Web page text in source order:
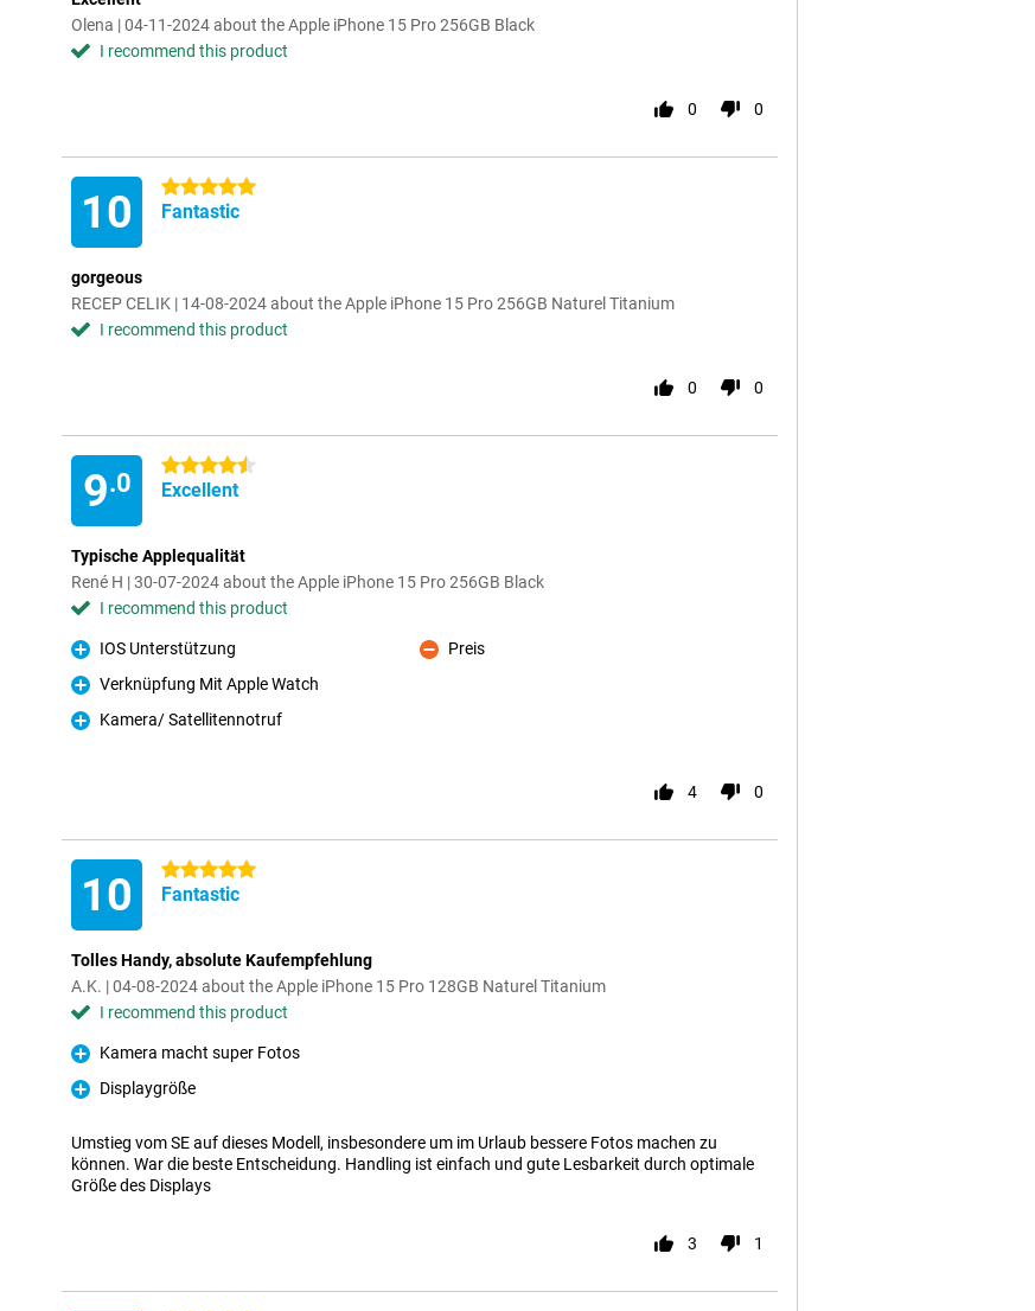
Olena | 04-11-2024 about the Apple iPhone 15 Pro 256GB Black
I recommend this product
0 0
10 5 stars
Fantastic
gorgeous
RECEP CELIK | 14-08-2024 about the Apple iPhone 15 Pro 256GB Naturel Titanium
I recommend this product
0 0
9.0
4.5 stars
Excellent
Typische Applequalität
René H | 30-07-2024 about the Apple iPhone 15 Pro 256GB Black
I recommend this product
Pro
IOS Unterstützung
Pro
Verknüpfung Mit Apple Watch
Pro
Kamera/ Satellitennotruf
Con
Preis
4 0
10 5 stars
Fantastic
Tolles Handy, absolute Kaufempfehlung
A.K. | 04-08-2024 about the Apple iPhone 15 Pro 128GB Naturel Titanium
I recommend this product
Pro
Kamera macht super Fotos
Pro
Displaygröße
Umstieg vom SE auf dieses Modell, insbesondere um im Urlaub bessere Fotos machen zu
können. War die beste Entscheidung. Handling ist einfach und gute Lesbarkeit durch optimale
Größe des Displays
3 1